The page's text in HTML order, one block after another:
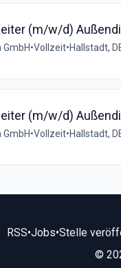
(m/w/d)
•Vollzeit•Hallstadt,
(m/w/d)
•Vollzeit•Hallstadt,
RSS•Jobs•Stelle
©